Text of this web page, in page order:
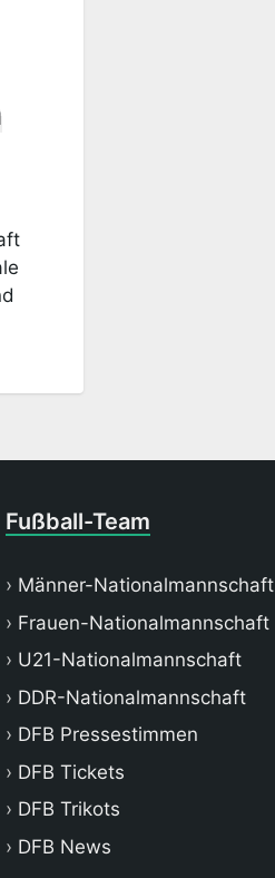
Fußball-Team
Männer-Nationalmannschaft
Frauen-Nationalmannschaft
U21-Nationalmannschaft
DDR-Nationalmannschaft
DFB Pressestimmen
DFB Tickets
DFB Trikots
DFB News